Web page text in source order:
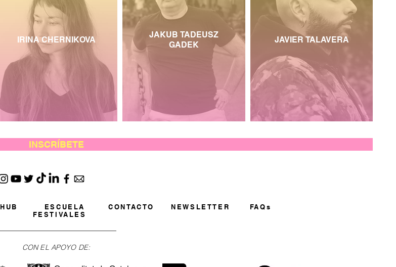
IRINA CHERNIKOVA
JAKUB TADEUSZ
GADEK
JAVIER TALAVERA
INSCRÍBETE
HUB ESCUELA CONTACTO NEWSLETTER
FAQs
FESTIVALES
CON EL APOYO DE: